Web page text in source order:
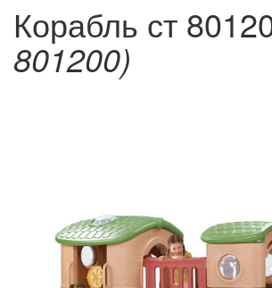
Корабль ст
801200)